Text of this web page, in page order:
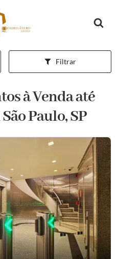
inicial
Filtrar
à Venda até
Paulo, SP